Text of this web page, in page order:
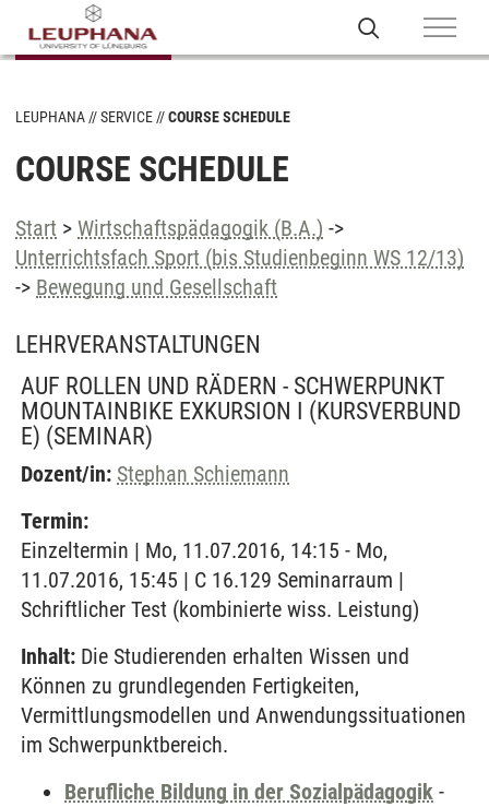
LEUPHANA SERVICE COURSE SCHEDULE
COURSE SCHEDULE
Start > Wirtschaftspädagogik (B.A.) ->
Unterrichtsfach Sport (bis Studienbeginn WS 12/13)
-> Bewegung und Gesellschaft
LEHRVERANSTALTUNGEN
AUF ROLLEN UND RÄDERN - SCHWERPUNKT
MOUNTAINBIKE EXKURSION I (KURSVERBUND
E) (SEMINAR)
Dozent/in: Stephan Schiemann
Termin:
Einzeltermin | Mo, 11.07.2016, 14:15 - Mo,
11.07.2016, 15:45 | C 16.129 Seminarraum |
Schriftlicher Test (kombinierte wiss. Leistung)
Inhalt: Die Studierenden erhalten Wissen und
Können zu grundlegenden Fertigkeiten,
Vermittlungsmodellen und Anwendungssituationen
im Schwerpunktbereich.
Berufliche Bildung in der Sozialpädagogik -